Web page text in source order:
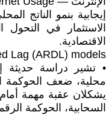
الاستثمار في
الاقتصادية.
Lag (ARDL) models
• تشير دراسة حديثة
محلية، ضعف الحوكمة
يشكلان عقبة مهمة
السحابية، الحوكمة